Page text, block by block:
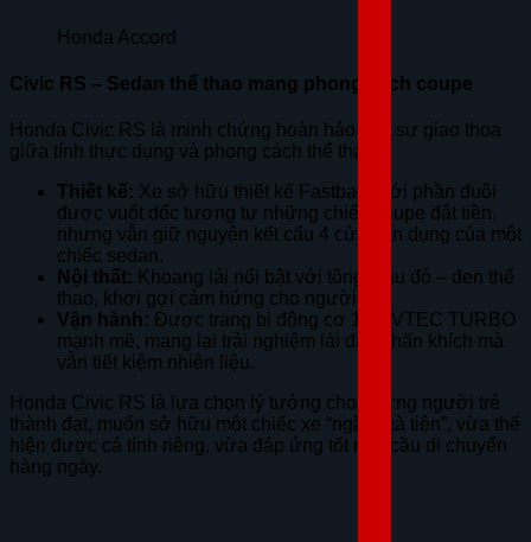
Honda Accord
Civic RS – Sedan thể thao mang phong cách coupe
Honda Civic RS là minh chứng hoàn hảo cho sự giao thoa
giữa tính thực dụng và phong cách thể thao.
Thiết kế: Xe sở hữu thiết kế Fastback với phần đuôi
được vuốt dốc tương tự những chiếc coupe đắt tiền,
nhưng vẫn giữ nguyên kết cấu 4 cửa tiện dụng của một
chiếc sedan.
Nội thất: Khoang lái nổi bật với tông màu đỏ – đen thể
thao, khơi gợi cảm hứng cho người lái.
Vận hành: Được trang bị động cơ 1.5L VTEC TURBO
mạnh mẽ, mang lại trải nghiệm lái đầy phấn khích mà
vẫn tiết kiệm nhiên liệu.
Honda Civic RS là lựa chọn lý tưởng cho những người trẻ
thành đạt, muốn sở hữu một chiếc xe “ngầu mà tiện”, vừa thể
hiện được cá tính riêng, vừa đáp ứng tốt nhu cầu di chuyển
hàng ngày.